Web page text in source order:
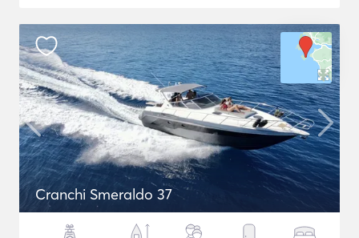
Cranchi Smeraldo 37